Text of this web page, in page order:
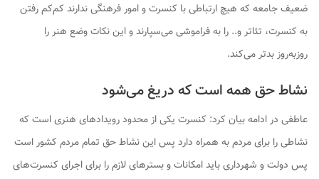
ضعیف جامعه که هیچ ارتباطی با کنسرت و امور فرهنگی ندارند کم‌کم رفتن
به کنسرت، تئاتر و.. را به فراموشی می‌سپارند و این نکات وضع هنر را
روزبه‌روز بدتر می‌کند.
نشاط حق همه است که دریغ می‌شود
عاطفی در ادامه بیان کرد: کنسرت یکی از محدود رویدادهای هنری است که
نشاطی را برای مردم به همراه دارد پس این نشاط حق تمام مردم کشور است
پس دولت و شهرداری باید امکانات و بسترهای لازم را برای اجرای کنسرت‌های